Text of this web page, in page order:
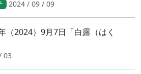
2024 / 09 / 09
2024）9月7日「白露（はく
03